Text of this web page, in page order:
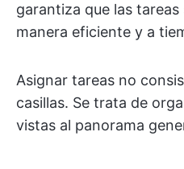
garantiza que las
manera eficiente y a
Asignar tareas no
casillas. Se trata de
vistas al panorama